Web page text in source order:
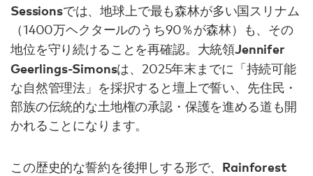
Sessionsでは、地球上で最も森林が多い国スリナム
（1400万ヘクタールのうち90％が森林）も、その
地位を守り続けることを再確認。大統領Jennifer
Geerlings‑Simonsは、2025年末までに「持続可能
な自然管理法」を採択すると壇上で誓い、先住民・
部族の伝統的な土地権の承認・保護を進める道も開
かれることになります。
この歴史的な誓約を後押しする形で、 Rainforest